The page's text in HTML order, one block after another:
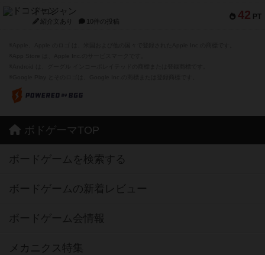
42 PT
ドコジャン
紹介文あり 10件の投稿
ボドゲーマTOP
ボードゲームを検索する
ボードゲームの新着レビュー
ボードゲーム会情報
メカニクス特集